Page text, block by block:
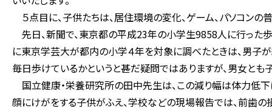
５点目に、子供たちは、居住環境の変化、ゲーム、パソコン
先日、新聞で、東京都の平成23年の小学生9858人に行った
に東京学芸大が都内の小学４年を対象に調べたときは、男子
毎日歩けているかというと甚だ疑問ではありますが、男女と
国立健康・栄養研究所の田中先生は、この減り幅は体力低下
顔にけがをする子供がふえ、学校などの現場報告では、前歯